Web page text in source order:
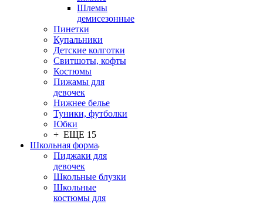
Шлемы
демисезонные
Пинетки
Купальники
Детские колготки
Свитшоты, кофты
Костюмы
Пижамы для
девочек
Нижнее белье
Туники, футболки
Юбки
+ ЕЩЕ 15
Школьная форма
Пиджаки для
девочек
Школьные блузки
Школьные
костюмы для